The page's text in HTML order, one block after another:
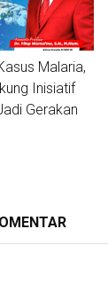
Malaria,
Inisiatif
Gerakan